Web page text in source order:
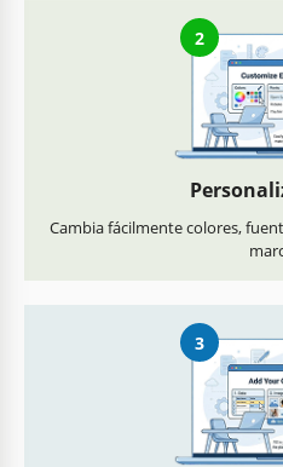
2
Cambia fácilmente colores,
3